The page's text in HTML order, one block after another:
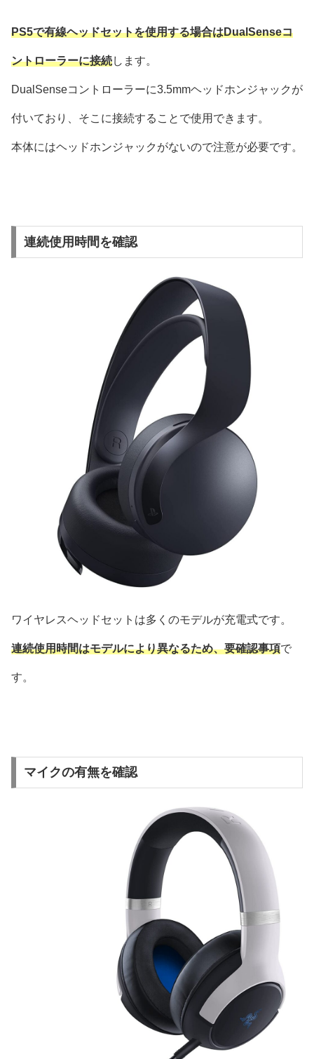
PS5で有線ヘッドセットを使用する場合はDualSenseコ
ントローラーに接続します。
DualSenseコントローラーに3.5mmヘッドホンジャックが
付いており、そこに接続することで使用できます。
本体にはヘッドホンジャックがないので注意が必要です。
連続使用時間を確認
ワイヤレスヘッドセットは多くのモデルが充電式です。
連続使用時間はモデルにより異なるため、要確認事項で
す。
マイクの有無を確認